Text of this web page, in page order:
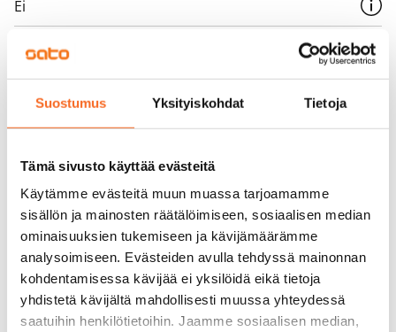
Suostumus Yksityiskohdat Tietoja
Tämä sivusto käyttää evästeitä
Käytämme evästeitä muun muassa tarjoamamme
sisällön ja mainosten räätälöimiseen, sosiaalisen median
ominaisuuksien tukemiseen ja kävijämäärämme
analysoimiseen. Evästeiden avulla tehdyssä mainonnan
kohdentamisessa kävijää ei yksilöidä eikä tietoja
yhdistetä kävijältä mahdollisesti muussa yhteydessä
saatuihin henkilötietoihin. Jaamme sosiaalisen median,
Ei
Vuokra
Vuokravakuus
0 €, (yrityksille min. 1 kk vuokra)
Pakollinen, ei sisälly vuokraan
Vesimaksu
27 €/hlö/kk
Sähkömaksu
Vuokralainen solmii itse sähkösopimuksen.
Laajakaista